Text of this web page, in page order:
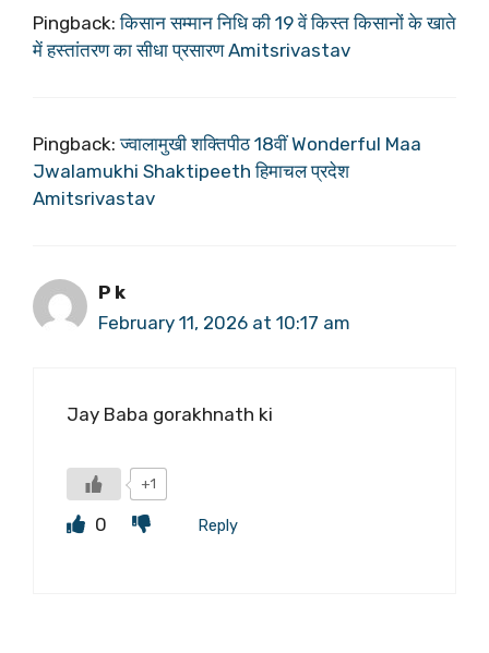
Pingback:किसान सम्मान निधि की 19 वें किस्त किसानों के खाते
में हस्तांतरण का सीधा प्रसारण Amitsrivastav
Pingback:ज्वालामुखी शक्तिपीठ 18वीं Wonderful Maa
Jwalamukhi Shaktipeeth हिमाचल प्रदेश
Amitsrivastav
P k
February 11, 2026 at 10:17 am
Jay Baba gorakhnath ki
+1
0 Reply